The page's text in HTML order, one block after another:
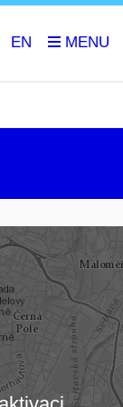
EN